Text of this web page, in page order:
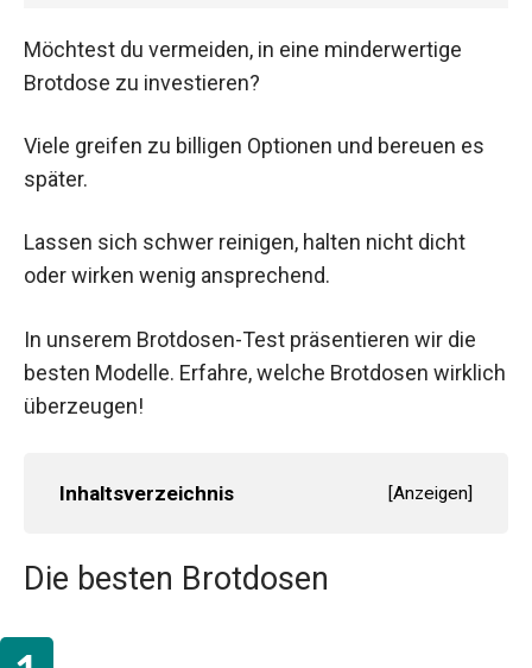
Möchtest du vermeiden, in eine minderwertige
Brotdose zu investieren?
Viele greifen zu billigen Optionen und bereuen es
später.
Lassen sich schwer reinigen, halten nicht dicht
oder wirken wenig ansprechend.
In unserem Brotdosen-Test präsentieren wir die
besten Modelle. Erfahre, welche Brotdosen wirklich
überzeugen!
Inhaltsverzeichnis [Anzeigen]
Die besten Brotdosen